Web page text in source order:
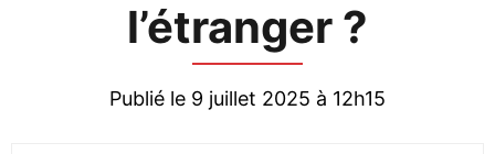
l’étranger ?
Publié le 9 juillet 2025 à 12h15